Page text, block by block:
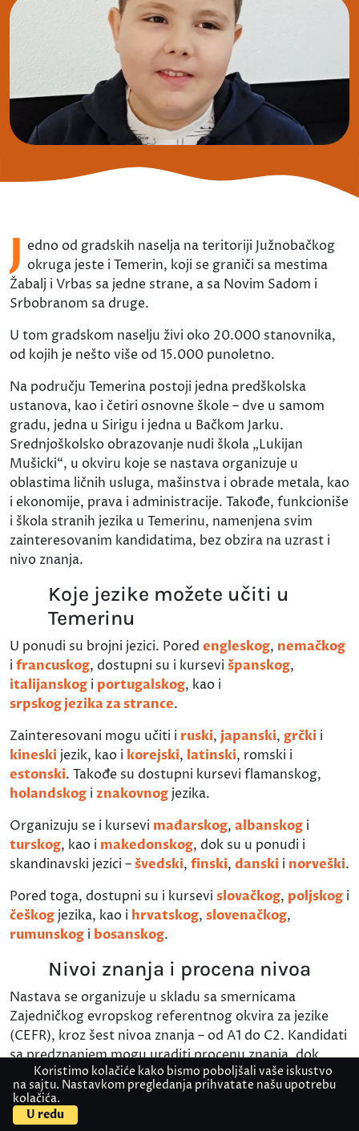
J edno od gradskih naselja na teritoriji Južnobačkog
okruga jeste i Temerin, koji se graniči sa mestima
Žabalj i Vrbas sa jedne strane, a sa Novim Sadom i
Srbobranom sa druge.
U tom gradskom naselju živi oko 20.000 stanovnika,
od kojih je nešto više od 15.000 punoletno.
Na području Temerina postoji jedna predškolska
ustanova, kao i četiri osnovne škole – dve u samom
gradu, jedna u Sirigu i jedna u Bačkom Jarku.
Srednjoškolsko obrazovanje nudi škola „Lukijan
Mušicki“, u okviru koje se nastava organizuje u
oblastima ličnih usluga, mašinstva i obrade metala, kao
i ekonomije, prava i administracije. Takođe, funkcioniše
i škola stranih jezika u Temerinu, namenjena svim
zainteresovanim kandidatima, bez obzira na uzrast i
nivo znanja.
Koje jezike možete učiti u
Temerinu
U ponudi su brojni jezici. Pored engleskog, nemačkog
i francuskog, dostupni su i kursevi španskog,
italijanskog i portugalskog, kao i
srpskog jezika za strance.
Zainteresovani mogu učiti i ruski, japanski, grčki i
kineski jezik, kao i korejski, latinski, romski i
estonski. Takođe su dostupni kursevi flamanskog,
holandskog i znakovnog jezika.
Organizuju se i kursevi mađarskog, albanskog i
turskog, kao i makedonskog, dok su u ponudi i
skandinavski jezici –švedski, finski, danski i norveški.
Pored toga, dostupni su i kursevi slovačkog, poljskog i
češkog jezika, kao i hrvatskog, slovenačkog,
rumunskog i bosanskog.
Nivoi znanja i procena nivoa
Nastava se organizuje u skladu sa smernicama
Zajedničkog evropskog referentnog okvira za jezike
(CEFR), kroz šest nivoa znanja – od A1 do C2. Kandidati
sa predznanjem mogu uraditi procenu znanja, dok
početnici započinju od A1 nivoa.
Vrste kurseva i oblici nastave
Koristimo kolačiće kako bismo poboljšali vaše iskustvo
na sajtu. Nastavkom pregledanja prihvatate našu upotrebu
kolačića.
U redu